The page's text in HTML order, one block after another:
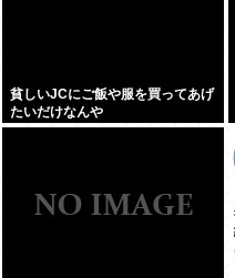
貧しいJCにご飯や服を買ってあげ
たいだけなんや